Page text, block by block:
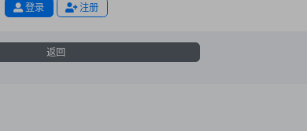
登录 注册
返回